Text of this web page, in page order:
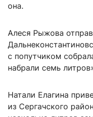
она.
Алеся Рыжова
с попутчиком
набрали семь
Натали Елагина
из Сергачского